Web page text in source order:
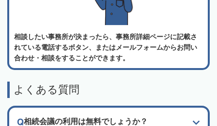
相談したい事務所が決まったら、事務所詳細ページに記載さ
れている電話するボタン、またはメールフォームからお問い
合わせ・相談をすることができます。
よくある質問
相続会議の利用は無料でしょうか？